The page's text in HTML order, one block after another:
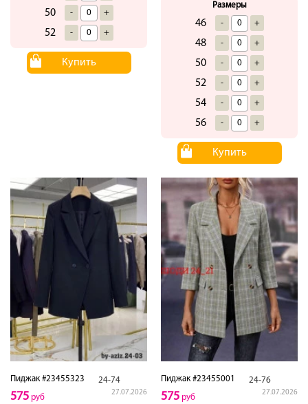
50 - +
52 - +
Купить
Размеры
46 - +
48 - +
50 - +
52 - +
54 - +
56 - +
Купить
Пиджак #23455323 24-74
27.07.2026
575 руб
Пиджак #23455001 24-76
27.07.2026
575 руб